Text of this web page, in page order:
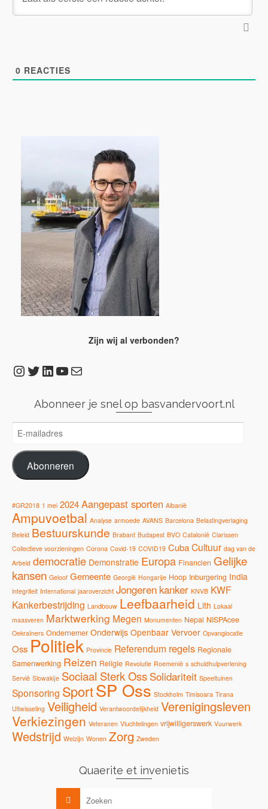
0 REACTIES
Zijn wij al verbonden?
Instagram
Twitter
LinkedIn
YouTube
E-mail
Abonneer je snel op basvandervoort.nl
E-
mailadres
Abonneren
#GR2018 1 mei 2024Aangepast sporten Albanië
Ampuvoetbal Analyse armoede AVANS Barcelona Belastingverlaging
Beleid Bestuurskunde Brabant Budapest BVO Catalonië Clarissen
Collectieve voorzieningen Corona Covid-19 COVID19 CubaCultuur dag van de
Arbeid democratie Demonstratie Europa Financien Gelijke
kansen Geloof Gemeente Georgië Hongarije Hoop Inburgering India
integriteit International jaaroverzicht Jongeren kanker KNVB KWF
Kankerbestrijding Landbouw Leefbaarheid Lith Lokaal
maasveren Marktwerking Megen Monumenten Nepal NISPAcee
Oekraïners Ondernemer Onderwijs Openbaar Vervoer Opvanglocatie
Oss Politiek Provincie Referendum regels Regionale
Samenwerking Reizen Religie Revolutie Roemenië s schuldhulpverlening
Servië Slowakije Sociaal Sterk Oss Solidariteit Speeltuinen
Sponsoring SportSP Oss Stockholm Timisoara Tirana
Uitwisseling Veiligheid Verantwoordelijkheid Verenigingsleven
Verkiezingen Veteranen Vluchtelingen vrijwilligerswerk Vuurwerk
Wedstrijd Welzijn Wonen Zorg Zweden
Quaerite et invenietis